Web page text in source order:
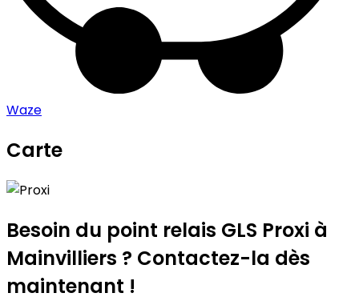
Waze
Carte
+
−
Besoin du point relais GLS Proxi à
Mainvilliers ? Contactez-la dès
maintenant !